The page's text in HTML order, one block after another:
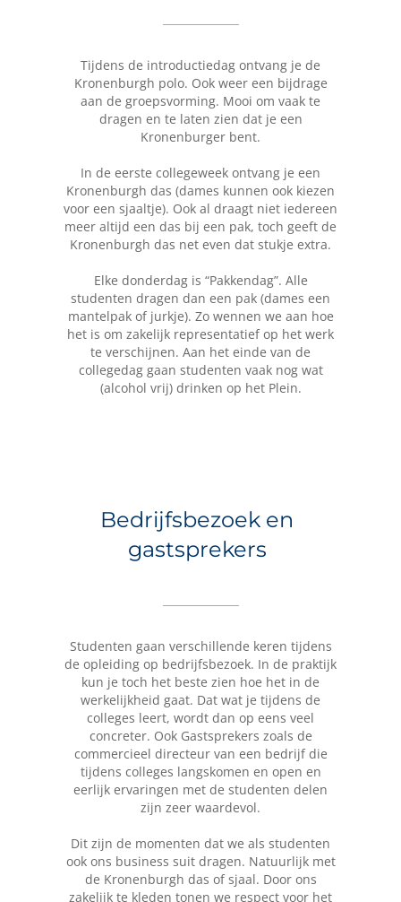
Tijdens de introductiedag ontvang je de
Kronenburgh polo. Ook weer een bijdrage
aan de groepsvorming. Mooi om vaak te
dragen en te laten zien dat je een
Kronenburger bent.
In de eerste collegeweek ontvang je een
Kronenburgh das (dames kunnen ook kiezen
voor een sjaaltje). Ook al draagt niet iedereen
meer altijd een das bij een pak, toch geeft de
Kronenburgh das net even dat stukje extra.
Elke donderdag is “Pakkendag”. Alle
studenten dragen dan een pak (dames een
mantelpak of jurkje). Zo wennen we aan hoe
het is om zakelijk representatief op het werk
te verschijnen. Aan het einde van de
collegedag gaan studenten vaak nog wat
(alcohol vrij) drinken op het Plein.
Bedrijfsbezoek en
gastsprekers
Studenten gaan verschillende keren tijdens
de opleiding op bedrijfsbezoek. In de praktijk
kun je toch het beste zien hoe het in de
werkelijkheid gaat. Dat wat je tijdens de
colleges leert, wordt dan op eens veel
concreter. Ook Gastsprekers zoals de
commercieel directeur van een bedrijf die
tijdens colleges langskomen en open en
eerlijk ervaringen met de studenten delen
zijn zeer waardevol.
Dit zijn de momenten dat we als studenten
ook ons business suit dragen. Natuurlijk met
de Kronenburgh das of sjaal. Door ons
zakelijk te kleden tonen we respect voor het